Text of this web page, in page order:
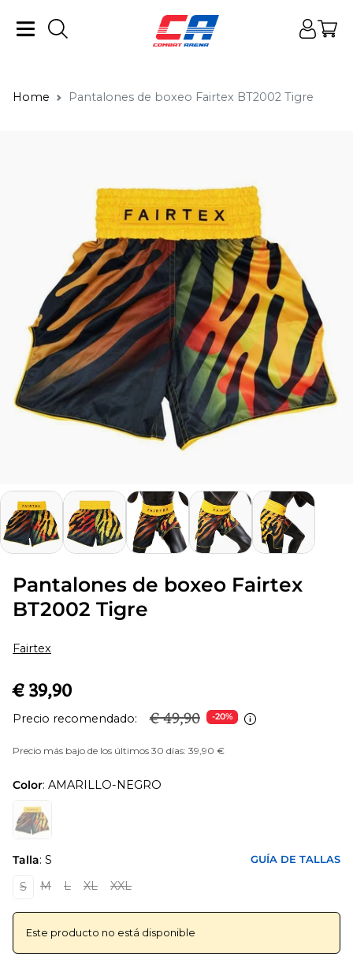
Home Pantalones de boxeo Fairtex BT2002 Tigre
Pantalones de boxeo Fairtex
BT2002 Tigre
Fairtex
€ 39,90
Precio recomendado: € 49,90 -20%
Precio más bajo de los últimos 30 días: 39,90 €
Color: AMARILLO-NEGRO
Talla: S GUÍA DE TALLAS
S M L XL XXL
Este producto no está disponible